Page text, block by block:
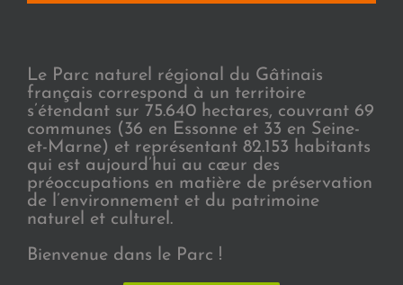
Le Parc naturel régional du Gâtinais
français correspond à un territoire
s’étendant sur 75.640 hectares, couvrant 69
communes (36 en Essonne et 33 en Seine-
et-Marne) et représentant 82.153 habitants
qui est aujourd’hui au cœur des
préoccupations en matière de préservation
de l’environnement et du patrimoine
naturel et culturel.
Bienvenue dans le Parc !